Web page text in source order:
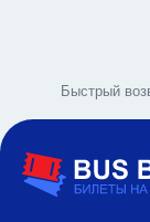
Быстрый